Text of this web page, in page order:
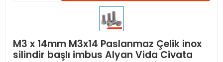
M3 x 14mm M3x14 Paslanmaz Çelik inox
silindir başlı imbus Alyan Vida Civata